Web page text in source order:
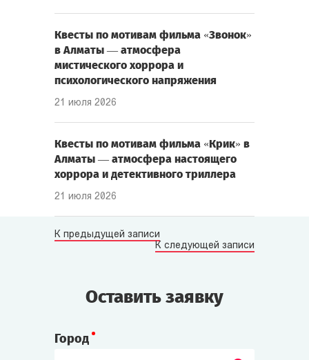
Квесты по мотивам фильма «Звонок»
в Алматы — атмосфера
мистического хоррора и
психологического напряжения
21 июля 2026
Квесты по мотивам фильма «Крик» в
Алматы — атмосфера настоящего
хоррора и детективного триллера
21 июля 2026
К предыдущей записи
К следующей записи
Оставить заявку
Город